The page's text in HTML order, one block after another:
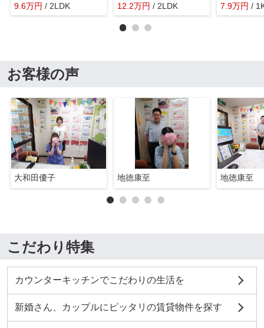
9.6万円 / 2LDK
12.2万円 / 2LDK
7.9万円 /
お客様の声
大和田優子 地徳康至 地徳康至
こだわり特集
カウンターキッチンでこだわりの生活を
新婚さん、カップルにピッタリの賃貸物件を探す